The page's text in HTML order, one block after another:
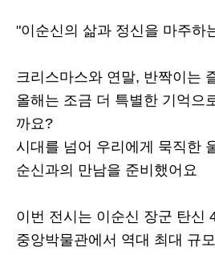
"이순신의 삶과 정신을 마주하
크리스마스와 연말, 반짝이는
올해는 조금 더 특별한 기억으
까요?
시대를 넘어 우리에게 묵직한
순신과의 만남을 준비했어요
이번 전시는 이순신 장군 탄신
중앙박물관에서 역대 최대 규